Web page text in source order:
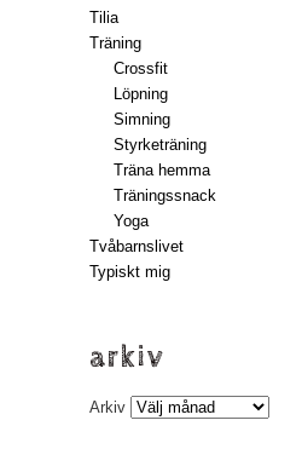
Tilia
Träning
Crossfit
Löpning
Simning
Styrketräning
Träna hemma
Träningssnack
Yoga
Tvåbarnslivet
Typiskt mig
arkiv
Arkiv